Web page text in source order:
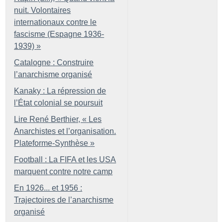
nuit. Volontaires
internationaux contre le
fascisme (Espagne 1936-
1939) »
Catalogne : Construire
l’anarchisme organisé
Kanaky : La répression de
l’État colonial se poursuit
Lire René Berthier, « Les
Anarchistes et l’organisation.
Plateforme-Synthèse »
Football : La FIFA et les USA
marquent contre notre camp
En 1926... et 1956 :
Trajectoires de l’anarchisme
organisé